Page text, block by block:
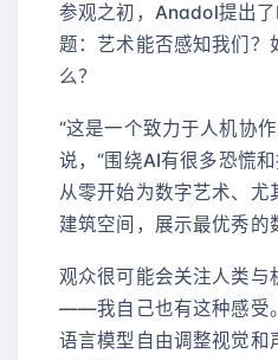
参观之初，Anadol提出
题：艺术能否感知我们？
么？
“这是一个致力于人机协
说，“围绕AI有很多恐慌
从零开始为数字艺术、尤
建筑空间，展示最优秀的
观众很可能会关注人类与
——我自己也有这种感受
语言模型自由调整视觉和